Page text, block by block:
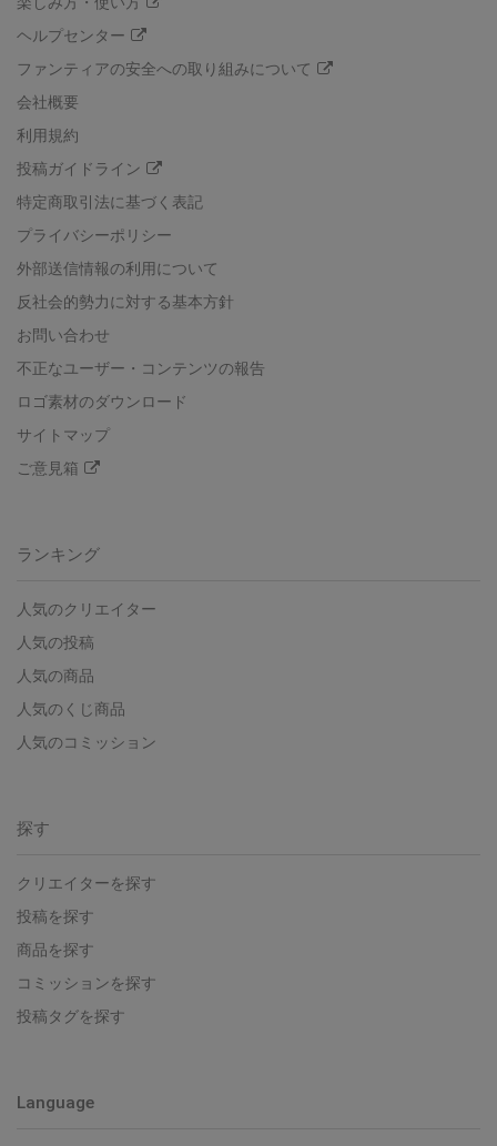
ヘルプセンター
ファンティアの安全への取り組みについて
会社概要
利用規約
投稿ガイドライン
特定商取引法に基づく表記
プライバシーポリシー
外部送信情報の利用について
反社会的勢力に対する基本方針
お問い合わせ
不正なユーザー・コンテンツの報告
ロゴ素材のダウンロード
サイトマップ
ご意見箱
ランキング
人気のクリエイター
人気の投稿
人気の商品
人気のくじ商品
人気のコミッション
探す
クリエイターを探す
投稿を探す
商品を探す
コミッションを探す
投稿タグを探す
Language